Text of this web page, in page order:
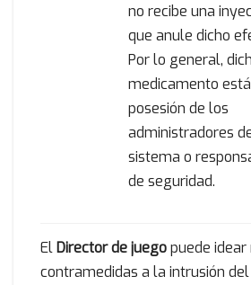
no recibe una
que anule dicho
Por lo general,
medicamento
posesión de los
administradores
sistema o
de seguridad.
ElDirector de juegopuede idear
contramedidas a la intrusión